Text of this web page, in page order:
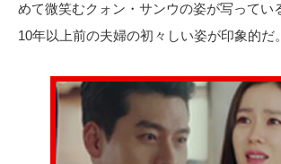
めて微笑むクォン・サンウの姿が写ってい
10年以上前の夫婦の初々しい姿が印象的だ。